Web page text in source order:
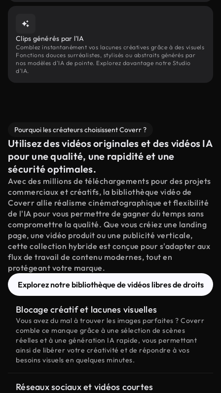
Clips générés par l'IA
Comblez instantanément vos lacunes créatives grâce à des visuels
Fonctions douces surréalistes, stylisés ou abstraits générés par
nos modèles d'IA de pointe. Explorez davantage notre Studio
d'IA.
Pourquoi les créateurs choisissent Coverr ?
Utilisez des vidéos originales et des vidéos IA
pour une qualité, une rapidité et une
sécurité optimales.
Avec des millions de téléchargements pour des projets
commerciaux et créatifs, la bibliothèque vidéo de
Coverr allie réalisme cinématographique et flexibilité
de l'IA pour vous permettre de gagner du temps sans
compromettre la qualité. Que vous créiez une landing
page, une vidéo produit ou une publicité verticale,
cette collection hybride est conçue pour s'adapter aux
flux de travail de contenu modernes, tout en
protégeant votre marque.
Explorez notre bibliothèque de vidéos libres de droits
Blocage créatif et lacunes visuelles
Vous avez du mal à trouver les images parfaites ? Coverr
comble ce manque grâce à une sélection de scènes
réelles et à une génération IA rapide, vous permettant
ainsi de libérer votre créativité et de répondre à vos
besoins visuels en quelques minutes.
Réseaux sociaux et vidéos courtes